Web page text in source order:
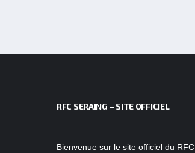
RFC SERAING – SITE OFFICIEL
Bienvenue sur le site officiel du RFC